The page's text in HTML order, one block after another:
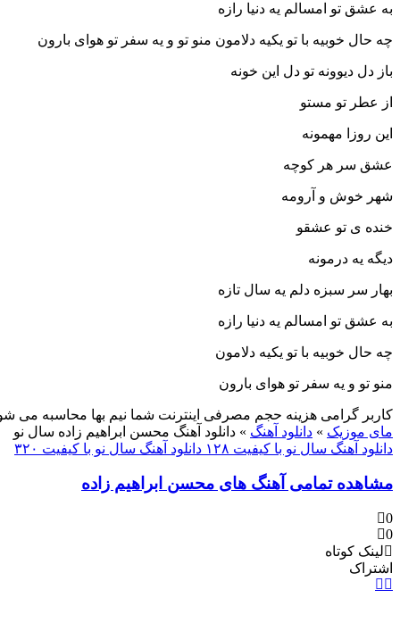
به عشق تو امسالم یه دنیا رازه
چه حال خوبیه با تو یکیه دلامون منو تو و یه سفر تو هوای بارون
باز دل دیوونه تو دل این خونه
از عطر تو مستو
این روزا مهمونه
عشق سر هر کوچه
شهر خوش و آرومه
خنده ی تو عشقو
دیگه یه درمونه
بهار سر سبزه دلم یه سال تازه
به عشق تو امسالم یه دنیا رازه
چه حال خوبیه با تو یکیه دلامون
منو تو و یه سفر تو هوای بارون
کاربر گرامی هزینه حجم مصرفی اینترنت شما نیم بها محاسبه می
مای موزیک » دانلود آهنگ » دانلود آهنگ محسن ابراهیم زاده سال نو
دانلود آهنگ سال نو با کیفیت ۱۲۸
دانلود آهنگ سال نو با کیفیت ۳۲۰
مشاهده تمامی آهنگ های محسن ابراهیم زاده
0
0
لینک کوتاه
اشتراک